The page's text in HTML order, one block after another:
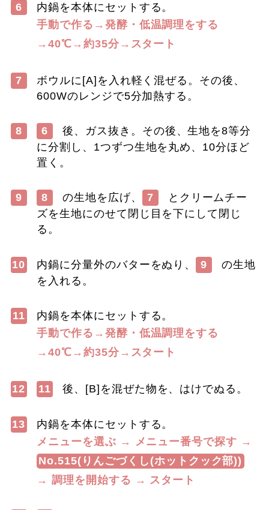
6
内鍋を本体にセットする。
手動で作る→発酵・低温調理をする
→40℃→約35分→スタート
7
ボウルに[A]を入れ軽く混ぜる。その後、
600Wのレンジで5分加熱する。
8 6
後、ガス抜き。その後、生地を8等分
に分割し、1つずつ生地を丸め、10分ほど
置く。
9 8 の生地を広げ、 7
とクリームチー
ズを生地にのせて閉じ目を下にして閉じ
る。
10 内鍋に分量外のバターをぬり、 9
の生地
を入れる。
11
内鍋を本体にセットする。
手動で作る→発酵・低温調理をする
→40℃→約35分→スタート
12 11 後、[B]を混ぜた物を、はけでぬる。
13
内鍋を本体にセットする。
メニューを選ぶ → メニュー番号で探す →
No.515(りんごづくし(ホットクック部))
→ 調理を開始する → スタート